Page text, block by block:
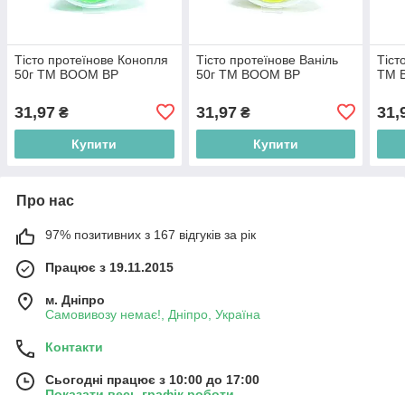
Тісто протеїнове Конопля
50г ТМ BOOM BP
31,97 ₴
Купити
Тісто протеїнове Ваніль
50г ТМ BOOM BP
31,97₴
Купити
ТМ
Про нас
97% позитивних з 167 відгуків за рік
Працює з 19.11.2015
м. Дніпро
Самовивозу немає!, Дніпро, Україна
Контакти
Сьогодні працює з 10:00 до 17:00